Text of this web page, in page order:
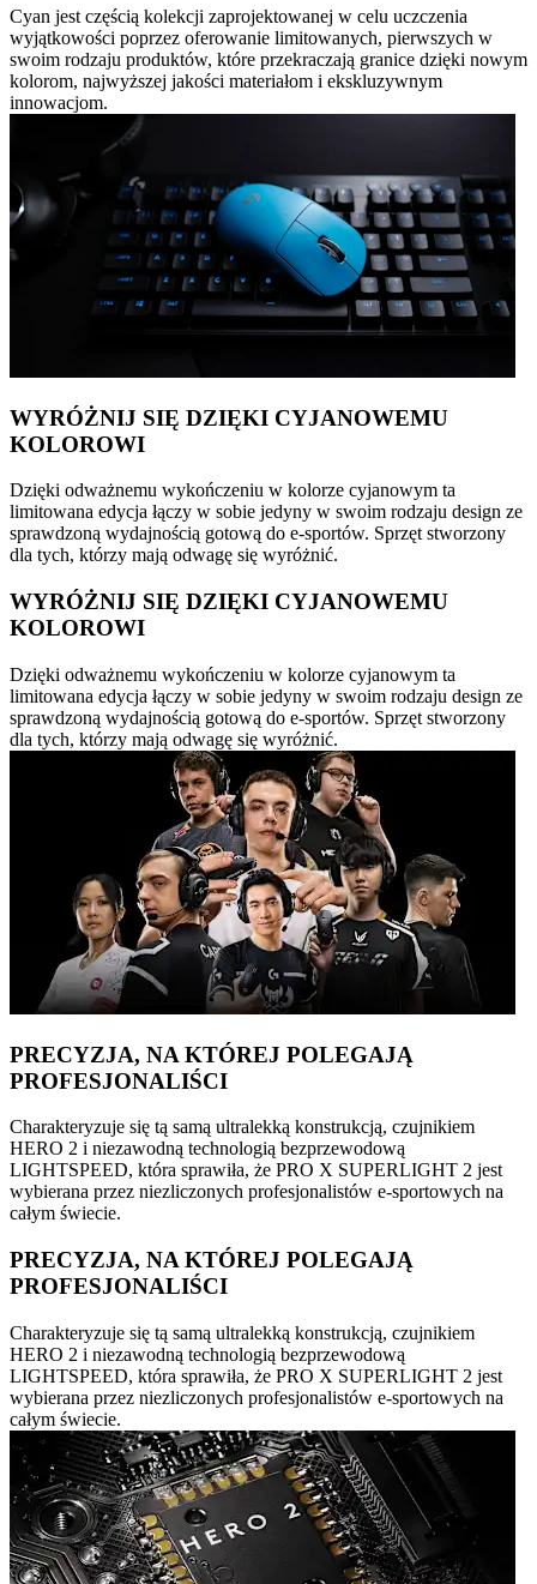
Cyan jest częścią kolekcji zaprojektowanej w celu uczczenia
wyjątkowości poprzez oferowanie limitowanych, pierwszych w
swoim rodzaju produktów, które przekraczają granice dzięki nowym
kolorom, najwyższej jakości materiałom i ekskluzywnym
innowacjom.
WYRÓŻNIJ SIĘ DZIĘKI CYJANOWEMU
KOLOROWI
Dzięki odważnemu wykończeniu w kolorze cyjanowym ta
limitowana edycja łączy w sobie jedyny w swoim rodzaju design ze
sprawdzoną wydajnością gotową do e-sportów. Sprzęt stworzony
dla tych, którzy mają odwagę się wyróżnić.
WYRÓŻNIJ SIĘ DZIĘKI CYJANOWEMU
KOLOROWI
Dzięki odważnemu wykończeniu w kolorze cyjanowym ta
limitowana edycja łączy w sobie jedyny w swoim rodzaju design ze
sprawdzoną wydajnością gotową do e-sportów. Sprzęt stworzony
dla tych, którzy mają odwagę się wyróżnić.
PRECYZJA, NA KTÓREJ POLEGAJĄ
PROFESJONALIŚCI
Charakteryzuje się tą samą ultralekką konstrukcją, czujnikiem
HERO 2 i niezawodną technologią bezprzewodową
LIGHTSPEED, która sprawiła, że PRO X SUPERLIGHT 2 jest
wybierana przez niezliczonych profesjonalistów e-sportowych na
całym świecie.
PRECYZJA, NA KTÓREJ POLEGAJĄ
PROFESJONALIŚCI
Charakteryzuje się tą samą ultralekką konstrukcją, czujnikiem
HERO 2 i niezawodną technologią bezprzewodową
LIGHTSPEED, która sprawiła, że PRO X SUPERLIGHT 2 jest
wybierana przez niezliczonych profesjonalistów e-sportowych na
całym świecie.